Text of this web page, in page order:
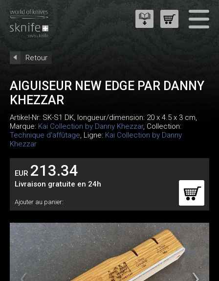
Retour
AIGUISEUR NEW EDGE PAR DANNY
KHEZZAR
Artikel-Nr: SK-S1 DK, longueur/dimension: 20 x 4.5 x 3 cm,
Marque: Kai Collection by Danny Khezzar, Collection:
Technique d'affûtage, Ligne: Kai Collection by Danny
Khezzar
EUR 213.34
Livraison gratuite en 24h
Ajouter au panier: